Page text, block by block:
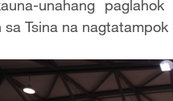
unahang
sa Tsina na